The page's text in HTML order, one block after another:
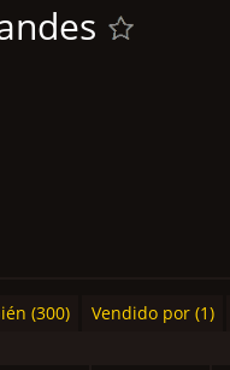
(300) Vendido por (1)